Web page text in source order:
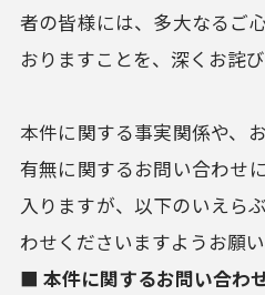
者の皆様には、多大なるご
おりますことを、深くお詫び
本件に関する事実関係や、
有無に関するお問い合わせ
入りますが、以下のいえら
わせくださいますようお願い
■ 本件に関するお問い合わ